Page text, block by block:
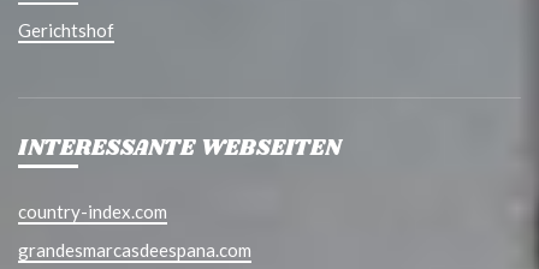
Gerichtshof
INTERESSANTE WEBSEITEN
country-index.com
grandesmarcasdeespana.com